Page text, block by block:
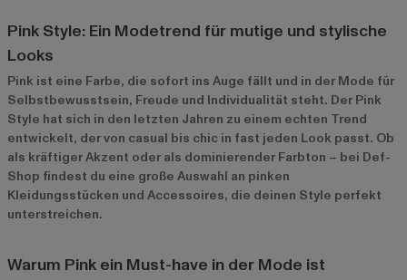
Pink Style: Ein Modetrend für mutige und stylische
Looks
Pink ist eine Farbe, die sofort ins Auge fällt und in der Mode für
Selbstbewusstsein, Freude und Individualität steht. Der Pink
Style hat sich in den letzten Jahren zu einem echten Trend
entwickelt, der von casual bis chic in fast jeden Look passt. Ob
als kräftiger Akzent oder als dominierender Farbton – bei Def-
Shop findest du eine große Auswahl an pinken
Kleidungsstücken und Accessoires, die deinen Style perfekt
unterstreichen.
Warum Pink ein Must-have in der Mode ist